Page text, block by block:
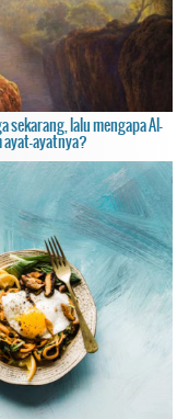
sekarang, lalu mengapa Al-
ayatnya?